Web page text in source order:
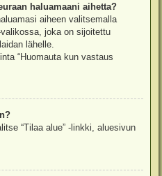
haluamaani aihetta?
aiheen valitsemalla
joka on sijoitettu
lähelle.
“Huomauta kun vastaus
“Tilaa alue” -linkki, aluesivun